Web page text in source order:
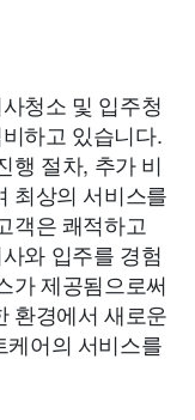
청소 및 입주청
하고 있습니다.
행 절차, 추가 비
최상의 서비스를
객은 쾌적하고
와 입주를 경험
가 제공됨으로써
환경에서 새로운
케어의 서비스를